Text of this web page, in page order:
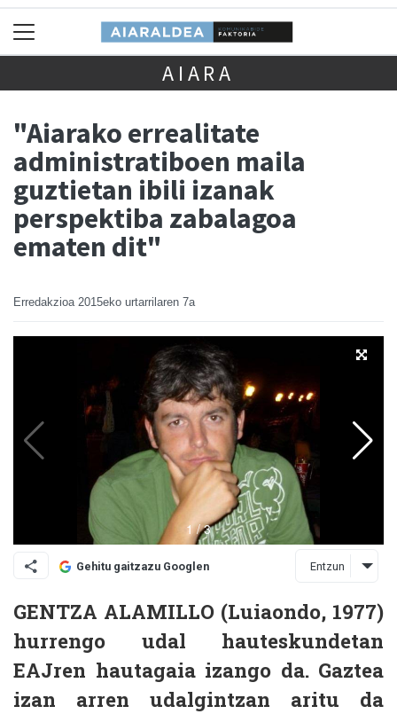
AIARA
"Aiarako errealitate
administratiboen maila
guztietan ibili izanak
perspektiba zabalagoa
ematen dit"
Erredakzioa 2015eko urtarrilaren 7a
Gehitu gaitzazu Googlen Entzun
GENTZA ALAMILLO (Luiaondo, 1977)
hurrengo udal hauteskundetan
EAJren hautagaia izango da. Gaztea
izan arren udalgintzan aritu da